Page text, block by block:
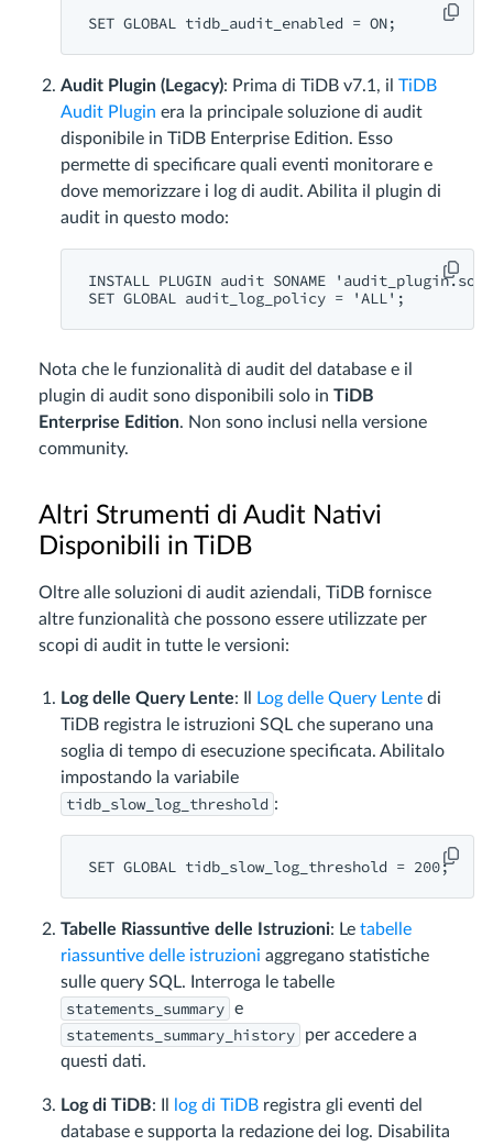
SET GLOBAL tidb_audit_enabled = ON
Audit Plugin (Legacy): Prima di TiDB v7.1, il TiDB
Audit Plugin era la principale soluzione di audit
disponibile in TiDB Enterprise Edition. Esso
permette di specificare quali eventi monitorare e
dove memorizzare i log di audit. Abilita il plugin di
audit in questo modo:
INSTALL PLUGIN audit SONAME
'audit_plugin.so'
SET GLOBAL audit_log_policy = 'ALL'
Nota che le funzionalità di audit del database e il
plugin di audit sono disponibili solo in TiDB
Enterprise Edition. Non sono inclusi nella versione
community.
Altri Strumenti di Audit Nativi
Disponibili in TiDB
Oltre alle soluzioni di audit aziendali, TiDB fornisce
altre funzionalità che possono essere utilizzate per
scopi di audit in tutte le versioni:
Log delle Query Lente: Il Log delle Query Lente di
TiDB registra le istruzioni SQL che superano una
soglia di tempo di esecuzione specificata. Abilitalo
impostando la variabile
tidb_slow_log_threshold :
SET GLOBAL tidb_slow_log_threshold = 200
Tabelle Riassuntive delle Istruzioni: Le tabelle
riassuntive delle istruzioni aggregano statistiche
sulle query SQL. Interroga le tabelle
statements_summary e
statements_summary_history
per accedere a
questi dati.
Log di TiDB: Il log di TiDB registra gli eventi del
database e supporta la redazione dei log. Disabilita